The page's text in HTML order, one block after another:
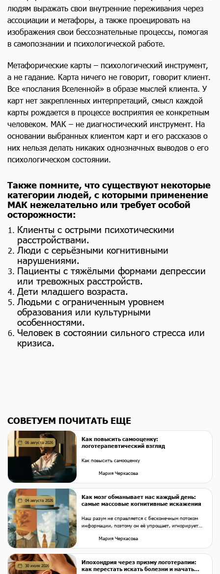
людям выражать свои внутренние переживания через
ассоциации и метафоры, а также проецировать на
изображения свои бессознательные процессы, помогая
в самопознании и психологической работе.
Метафорические карты – психологический инструмент,
а не гадание. Карта ничего не говорит, говорит клиент.
Все «послания Вселенной» в образе мыслей клиента. У
карт нет закрепленных интерпретаций, смысл каждой
карты рождается в процессе восприятия ее конкретным
человеком. МАК – не диагностический инструмент. На
основании выбранных клиентом карт и его рассказов о
них нельзя делать никаких однозначных выводов о его
психологическом состоянии.
Также помните, что существуют некоторые
категории людей, с которыми применение
МАК нежелательно или требует особой
осторожности:
Клиенты с острыми психотическими
расстройствами.
Люди с серьёзными когнитивными
нарушениями.
Пациенты с тяжёлыми формами депрессии
или тревожных расстройств.
Дети младшего возраста.
Людьми с ограниченным уровнем
образования или культурными
особенностями.
Человек в состоянии сильного стресса или
кризиса.
СОВЕТУЕМ ПОЧИТАТЬ ЕЩЕ
06 августа 2026
Как повысить самооценку:
логотерапевтический взгляд
Как повысить самооценку
Мария Черкасова
04 августа 2026
Как мозг обманывает нас каждый день:
самые массовые когнитивные искажения
Наш разум не справляется с бесконечным потоком
информации, поэтому он её упрощает, игнорирует
торопится с выводами. Это не недостаток, а
эволюционный механизм экономии энергии, который
помогал выживать. Но в современном мире он часто
играет с нами злую шутку.
Мария Черкасова
30 июля 2026
Ипохондрия через призму логотерапии:
как перестать искать болезни и начать